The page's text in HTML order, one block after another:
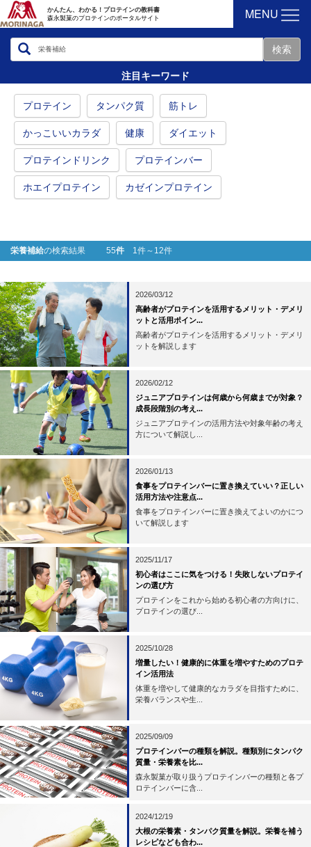
かんたん、わかる！プロテインの教科書
森永製菓のプロテインのポータルサイト
MENU
注目キーワード
プロテイン タンパク質 筋トレ
かっこいいカラダ 健康 ダイエット
プロテインドリンク プロテインバー
ホエイプロテイン カゼインプロテイン
栄養補給の検索結果 55件 1件～12件
2026/03/12
高齢者がプロテインを活用するメリット・デメリ
ットと活用ポイン...
高齢者がプロテインを活用するメリット・デメリ
ットを解説します
2026/02/12
ジュニアプロテインは何歳から何歳までが対象？
成長段階別の考え...
ジュニアプロテインの活用方法や対象年齢の考え
方について解説し...
2026/01/13
食事をプロテインバーに置き換えていい？正しい
活用方法や注意点...
食事をプロテインバーに置き換えてよいのかにつ
いて解説します
2025/11/17
初心者はここに気をつける！失敗しないプロテイ
ンの選び方
プロテインをこれから始める初心者の方向けに、
プロテインの選び...
2025/10/28
増量したい！健康的に体重を増やすためのプロテ
イン活用法
体重を増やして健康的なカラダを目指すために、
栄養バランスや生...
2025/09/09
プロテインバーの種類を解説。種類別にタンパク
質量・栄養素を比...
森永製菓が取り扱うプロテインバーの種類と各プ
ロテインバーに含...
2024/12/19
大根の栄養素・タンパク質量を解説。栄養を補う
レシピなども合わ...